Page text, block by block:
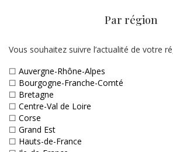
Par région
Vous souhaitez suivre l’actualité de votre
☐ Auvergne-Rhône-Alpes
☐ Bourgogne-Franche-Comté
☐ Bretagne
☐ Centre-Val de Loire
☐ Corse
☐ Grand Est
☐ Hauts-de-France